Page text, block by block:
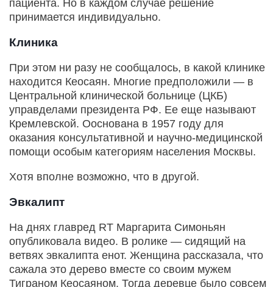
пациента. Но в каждом случае решение
принимается индивидуально.
Клиника
При этом ни разу не сообщалось, в какой клинике
находится Кеосаян. Многие предположили — в
Центральной клинической больнице (ЦКБ)
управделами президента РФ. Ее еще называют
Кремлевской. Ооснована в 1957 году для
оказания консультативной и научно-медицинской
помощи особым категориям населения Москвы.
Хотя вполне возможно, что в другой.
Эвкалипт
На днях главред RT Маргарита Симоньян
опубликовала видео. В ролике — сидящий на
ветвях эвкалипта енот. Женщина рассказала, что
сажала это дерево вместе со своим мужем
Тиграном Кеосаяном. Тогда деревце было совсем